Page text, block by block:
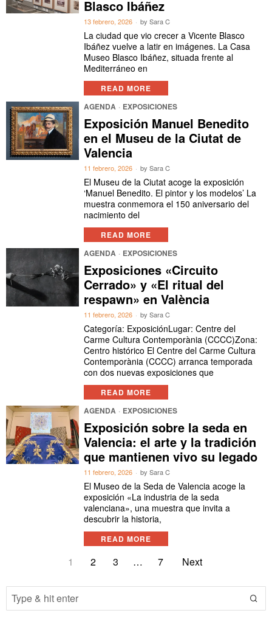
Blasco Ibáñez
13 febrero, 2026 bySara C
La ciudad que vio crecer a Vicente Blasco
Ibáñez vuelve a latir en imágenes. La Casa
Museo Blasco Ibáñez, situada frente al
Mediterráneo en
READ MORE
AGENDA · EXPOSICIONES
Exposición Manuel Benedito
en el Museu de la Ciutat de
Valencia
11 febrero, 2026 bySara C
El Museu de la Ciutat acoge la exposición
‘Manuel Benedito. El pintor y los modelos’ La
muestra conmemora el 150 aniversario del
nacimiento del
READ MORE
AGENDA · EXPOSICIONES
Exposiciones «Circuito
Cerrado» y «El ritual del
respawn» en València
11 febrero, 2026 bySara C
Categoría: ExposiciónLugar: Centre del
Carme Cultura Contemporània (CCCC)Zona:
Centro histórico El Centre del Carme Cultura
Contemporània (CCCC) arranca temporada
con dos nuevas exposiciones que
READ MORE
AGENDA · EXPOSICIONES
Exposición sobre la seda en
Valencia: el arte y la tradición
que mantienen vivo su legado
11 febrero, 2026 bySara C
El Museo de la Seda de Valencia acoge la
exposición «La industria de la seda
valenciana», una muestra que invita a
descubrir la historia,
READ MORE
1 2 3 … 7 Next